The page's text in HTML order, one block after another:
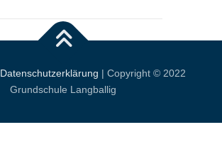
Datenschutzerklärung | Copyright © 2022
Grundschule Langballig